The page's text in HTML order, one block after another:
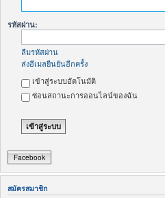
รหัสผ่าน:
ลืมรหัสผ่าน
ส่งอีเมลยืนยันอีกครั้ง
เข้าสู่ระบบอัตโนมัติ
ซ่อนสถานะการออนไลน์ของฉัน
Facebook
สมัครสมาชิก